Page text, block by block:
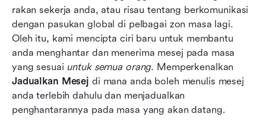
rakan sekerja anda, atau risau tentang berkomunikasi
dengan pasukan global di pelbagai zon masa lagi.
Oleh itu, kami mencipta ciri baru untuk membantu
anda menghantar dan menerima mesej pada masa
yang sesuai untuk semua orang.
Jadualkan Mesej di mana anda boleh menulis mesej
anda terlebih dahulu dan menjadualkan
penghantarannya pada masa yang akan datang.